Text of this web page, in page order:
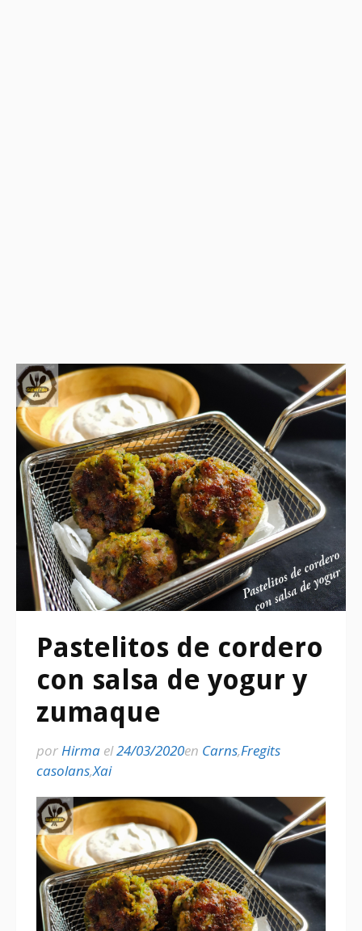
Pastelitos de cordero
con salsa de yogur y
zumaque
porHirma el24/03/2020en Carns,Fregits
casolans,Xai